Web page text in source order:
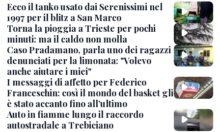
Ecco il tanko usato dai Serenissimi nel
1997 per il blitz a San Marco
Torna la pioggia a Trieste per pochi
minuti: ma il caldo non molla
Caso Pradamano, parla uno dei ragazzi
denunciati per la limonata: "Volevo
anche aiutare i miei"
I messaggi di affetto per Federico
Franceschin: così il mondo del basket gli
è stato accanto fino all’ultimo
Auto in fiamme lungo il raccordo
autostradale a Trebiciano